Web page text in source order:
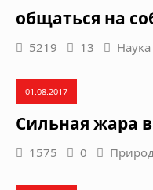
общаться на
5219 13
01.08.2017
Сильная жара
1575 0